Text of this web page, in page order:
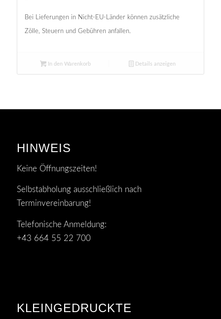
Bei Lieferungen in Nicht-EU-Länder können zusätzliche
Zölle, Steuern und Gebühren anfallen.
In den Warenkorb Details anzeigen
HINWEIS
Keine Öffnungszeiten!
Selbstabholung ausschließlich nach
Terminvereinbarung!
Telefonische Anmeldung:
+43 664 55 22 700
KLEINGEDRUCKTE